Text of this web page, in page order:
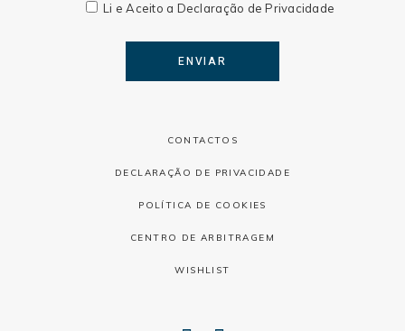
Li e Aceito a Declaração de Privacidade
ENVIAR
CONTACTOS
DECLARAÇÃO DE PRIVACIDADE
POLÍTICA DE COOKIES
CENTRO DE ARBITRAGEM
WISHLIST